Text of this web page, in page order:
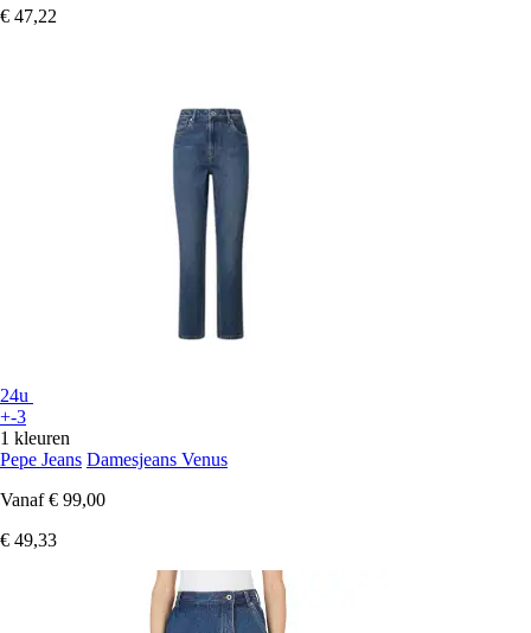
€ 47,22
24u
+-3
1 kleuren
Pepe Jeans Damesjeans Venus
Vanaf € 99,00
€ 49,33